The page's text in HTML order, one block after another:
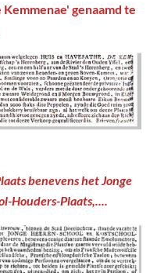
Kemmenae' genaamd te
benevens het Jonge
Houders-Plaats,....